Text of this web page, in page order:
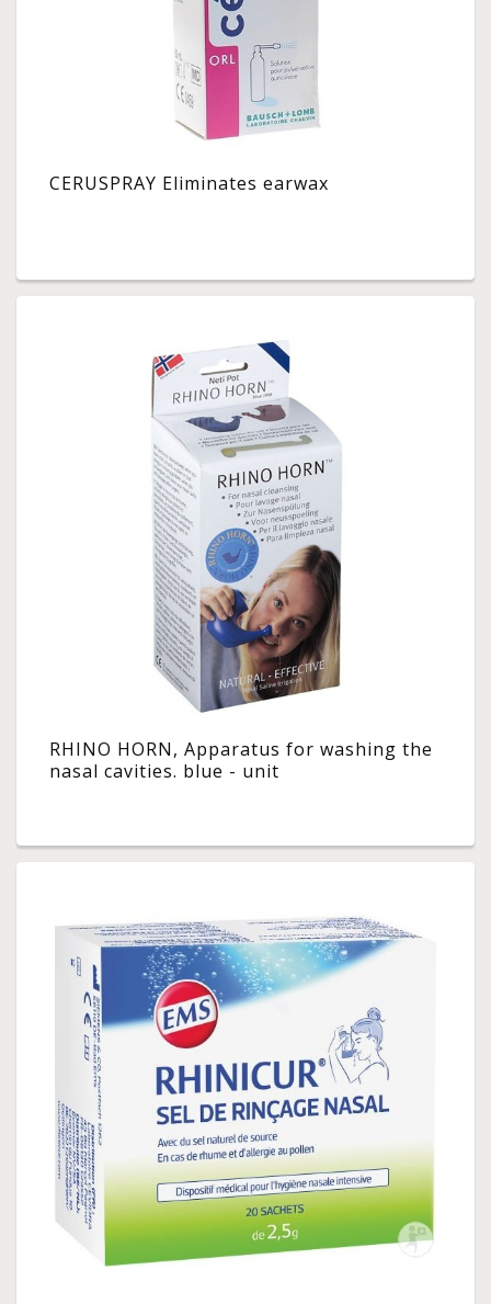
CERUSPRAY Eliminates earwax
RHINO HORN, Apparatus for washing the
nasal cavities. blue - unit